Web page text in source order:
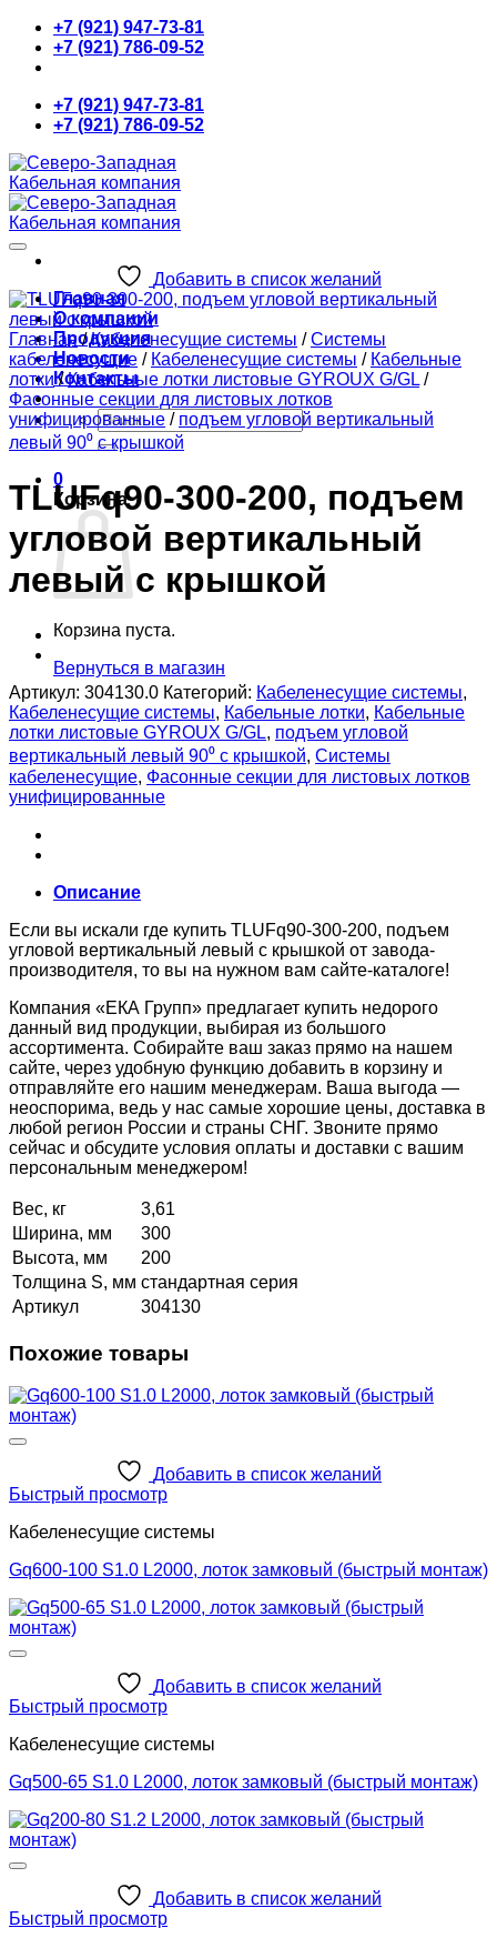
Skip
content
+7 (921) 947-73-81
+7 (921) 786-09-52
+7 (921) 947-73-81
+7 (921) 786-09-52
Главная
О компании
Продукция
Новости
Контакты
Искать:
0
Корзина
Корзина пуста.
Вернуться в магазин
Добавить в список желаний
Главная / Кабеленесущие системы / Системы
кабеленесущие / Кабеленесущие системы / Кабельные
лотки / Кабельные лотки листовые GYROUX G/GL /
Фасонные секции для листовых лотков
унифицированные / подъем угловой вертикальный
левый 90⁰ с крышкой
TLUFq90-300-200, подъем
угловой вертикальный
левый с крышкой
Артикул: 304130.0 Категорий: Кабеленесущие системы,
Кабеленесущие системы, Кабельные лотки, Кабельные
лотки листовые GYROUX G/GL, подъем угловой
вертикальный левый 90⁰ с крышкой, Системы
кабеленесущие, Фасонные секции для листовых лотков
унифицированные
Описание
Если вы искали где купить TLUFq90-300-200, подъем
угловой вертикальный левый с крышкой от завода-
производителя, то вы на нужном вам сайте-каталоге!
Компания «ЕКА Групп» предлагает купить недорого
данный вид продукции, выбирая из большого
ассортимента. Собирайте ваш заказ прямо на нашем
сайте, через удобную функцию добавить в корзину и
отправляйте его нашим менеджерам. Ваша выгода —
неоспорима, ведь у нас самые хорошие цены, доставка в
любой регион России и страны СНГ. Звоните прямо
сейчас и обсудите условия оплаты и доставки с вашим
персональным менеджером!
Вес, кг
3,61
Ширина, мм
300
Высота, мм
200
Толщина S, мм стандартная серия
Артикул
304130
Похожие товары
Добавить в список желаний
Быстрый просмотр
Кабеленесущие системы
Gq600-100 S1.0 L2000, лоток замковый (быстрый монтаж)
Добавить в список желаний
Быстрый просмотр
Кабеленесущие системы
Gq500-65 S1.0 L2000, лоток замковый (быстрый монтаж)
Добавить в список желаний
Быстрый просмотр